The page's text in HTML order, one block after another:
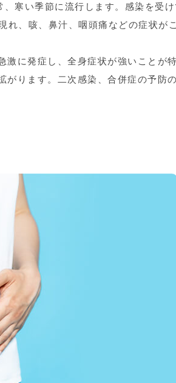
寒い季節に流行します。感染を受
、咳、鼻汁、咽頭痛などの症状が
に発症し、全身症状が強いことが特
ります。二次感染、合併症の予防